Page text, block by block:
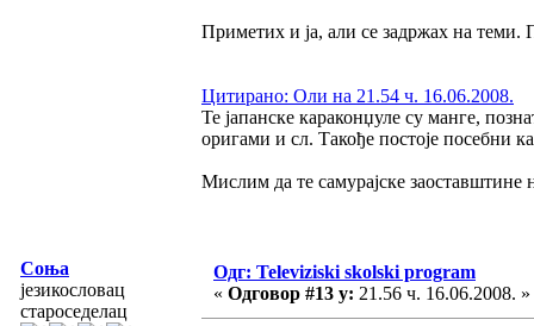
Приметих и ја, али се задржах на теми.
Цитирано: Оли на 21.54 ч. 16.06.2008.
Те јапанске караконџуле су манге,
оригами и сл. Такође постоје посебни
Мислим да те самурајске заоставштине
Соња
језикословац
староседелац
Одг: Televiziski skolski program
« Одговор #13 у: 21.56 ч. 16.06.2008. »